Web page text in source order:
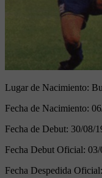
Lugar de Nacimiento:
Fecha de Nacimiento:
Fecha de Debut: 30/08/
Fecha Debut Oficial: 03/
Fecha Despedida Oficial: